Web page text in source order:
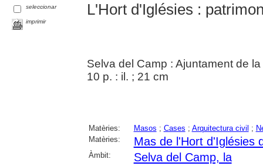
seleccionar
imprimir
L'Hort d'Iglésies :
Selva del Camp : Ajuntament de
10 p. : il. ; 21 cm
Matèries: Masos ; Cases ; Arquitectura civil ;
Matèries:
Mas de l'Hort d'Iglésies
Àmbit: Selva del Camp, la